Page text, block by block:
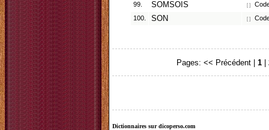
99.
SOMSOIS [ ]
100.
SON [ ]
Pages: << Précédent| 1|
Dictionnaires sur dicoperso.com